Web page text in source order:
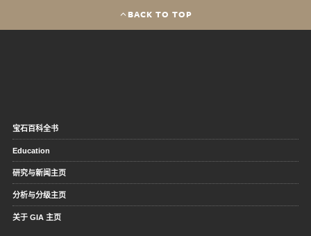
BACK TO TOP
宝石百科全书
Education
研究与新闻主页
分析与分级主页
关于 GIA 主页